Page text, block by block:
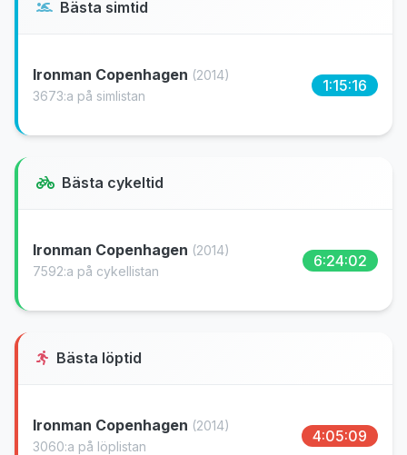
Bästa simtid
Ironman Copenhagen (2014)
3673:a på simlistan
1:15:16
Bästa cykeltid
Ironman Copenhagen (2014)
7592:a på cykellistan
6:24:02
Bästa löptid
Ironman Copenhagen (2014)
3060:a på löplistan
4:05:09